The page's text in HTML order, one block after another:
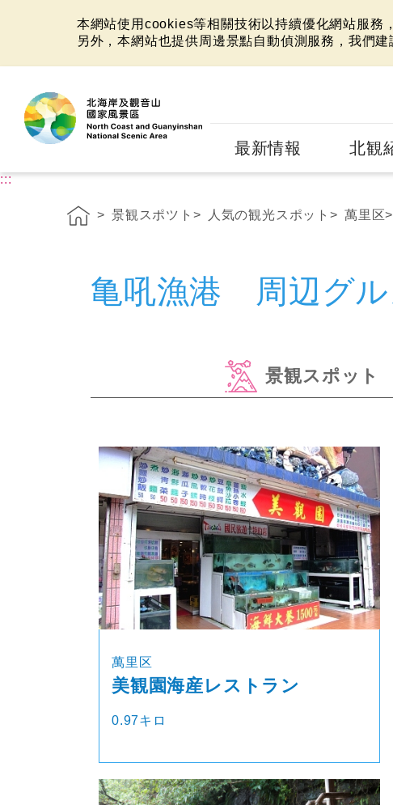
本網站使用cookies等相關技術以持續優化網站服務
另外，本網站也提供周邊景點自動偵測服務，我們
最新情報 北観
:::
景観スポツト 人気の観光スポット 萬里区
亀吼漁港 周辺グル
景観スポット
萬里区
美観園海産レストラン
0.97キロ